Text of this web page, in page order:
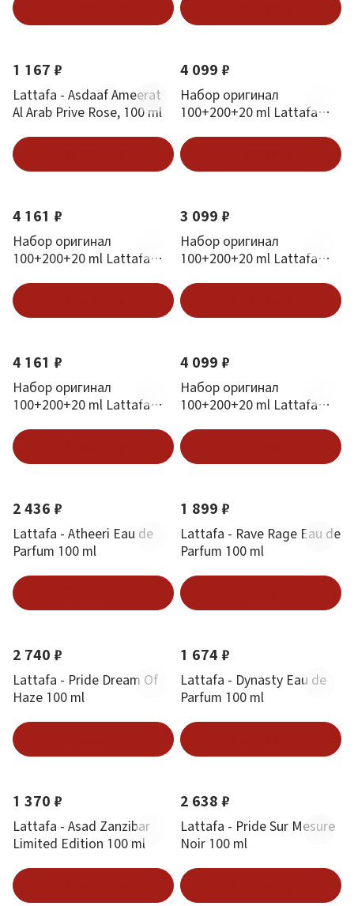
1 167 ₽
Lattafa - Asdaaf Ameerat
Al Arab Prive Rose, 100 ml
4 099 ₽
Набор оригинал
100+200+20 ml Lattafa
Set
4 161 ₽
Набор оригинал
100+200+20 ml Lattafa
Set
3 099 ₽
Набор оригинал
100+200+20 ml Lattafa
4 161 ₽
Набор оригинал
100+200+20 ml Lattafa
Set
4 099 ₽
Набор оригинал
100+200+20 ml Lattafa
3в1
2 436 ₽
Lattafa - Atheeri Eau de
Parfum 100 ml
1 899 ₽
Lattafa - Rave Rage Eau de
Parfum 100 ml
2 740 ₽
Lattafa - Pride Dream Of
Haze 100 ml
1 674 ₽
Lattafa - Dynasty Eau de
Parfum 100 ml
1 370 ₽
Lattafa - Asad Zanzibar
Limited Edition 100 ml
2 638 ₽
Lattafa - Pride Sur Mesure
Noir 100 ml